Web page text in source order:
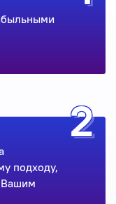
подходу,
Вашим